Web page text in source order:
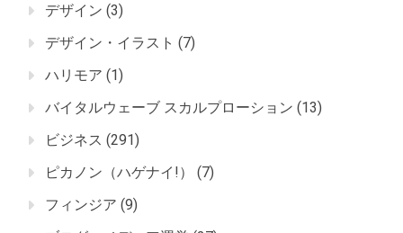
デザイン (3)
デザイン・イラスト (7)
ハリモア (1)
バイタルウェーブ スカルプローション (13)
ビジネス (291)
ピカノン（ハゲナイ!）
(7)
フィンジア (9)